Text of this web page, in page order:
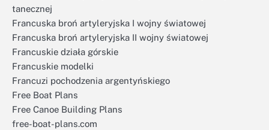
tanecznej
Francuska broń artyleryjska I wojny światowej
Francuska broń artyleryjska II wojny światowej
Francuskie działa górskie
Francuskie modelki
Francuzi pochodzenia argentyńskiego
Free Boat Plans
Free Canoe Building Plans
free-boat-plans.com